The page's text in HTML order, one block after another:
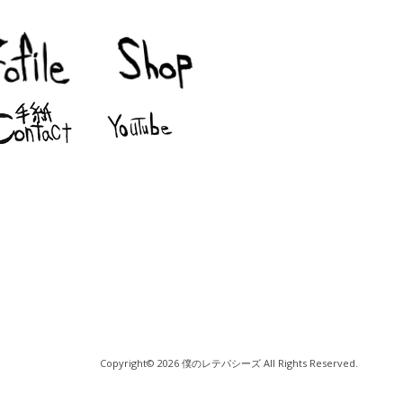
Copyright© 2026 僕のレテパシーズ All Rights Reserved.